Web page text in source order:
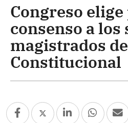
Congreso
consenso a los
magistrados
Constitucional